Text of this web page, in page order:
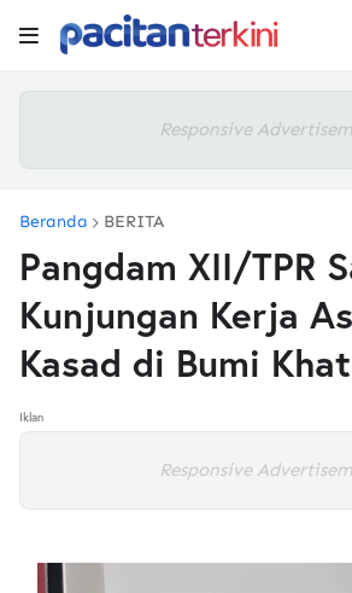
Responsive
Beranda BERITA
Pangdam XII/TPR
Kunjungan Kerja
Kasad di Bumi
Iklan
Responsive